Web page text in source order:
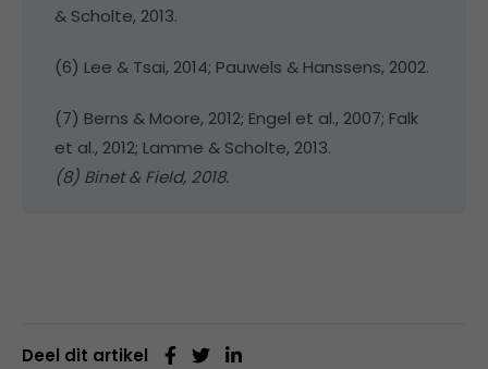
& Scholte, 2013.
(6) Lee & Tsai, 2014; Pauwels & Hanssens, 2002.
(7) Berns & Moore, 2012; Engel et al., 2007; Falk
et al., 2012; Lamme & Scholte, 2013.
(8) Binet & Field, 2018.
Deel dit artikel